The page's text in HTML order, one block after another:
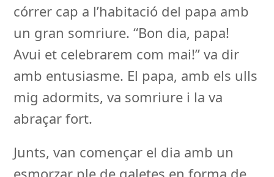
córrer cap a l’habitació del papa amb
un gran somriure. “Bon dia, papa!
Avui et celebrarem com mai!” va dir
amb entusiasme. El papa, amb els ulls
mig adormits, va somriure i la va
abraçar fort.
Junts, van començar el dia amb un